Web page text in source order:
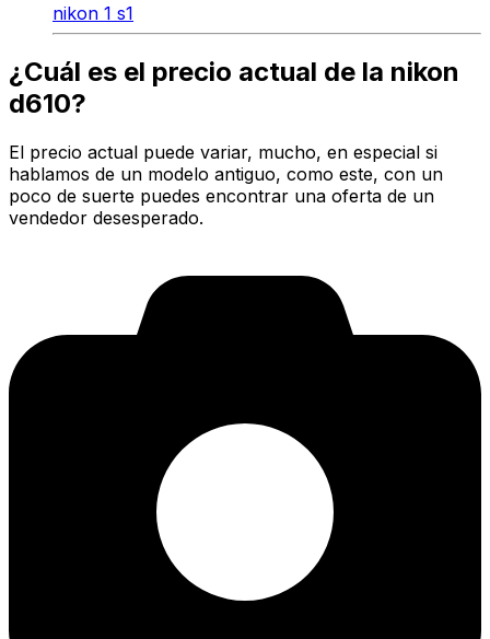
nikon 1 s1
¿Cuál es el precio actual de la nikon
d610?
El precio actual puede variar, mucho, en especial si
hablamos de un modelo antiguo, como este, con un
poco de suerte puedes encontrar una oferta de un
vendedor desesperado.